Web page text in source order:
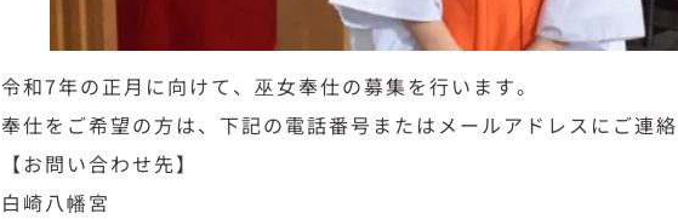
令和7年の正月に向けて、巫女奉仕の募集を行います。
奉仕をご希望の方は、下記の電話番号またはメールアドレスにご連絡
​【お問い合わせ先】
白崎八幡宮